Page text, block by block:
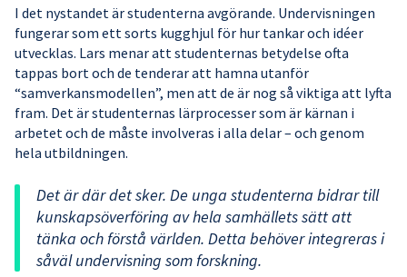
I det nystandet är studenterna avgörande. Undervisningen
fungerar som ett sorts kugghjul för hur tankar och idéer
utvecklas. Lars menar att studenternas betydelse ofta
tappas bort och de tenderar att hamna utanför
“samverkansmodellen”, men att de är nog så viktiga att lyfta
fram. Det är studenternas lärprocesser som är kärnan i
arbetet och de måste involveras i alla delar – och genom
hela utbildningen.
Det är där det sker. De unga studenterna bidrar till
kunskapsöverföring av hela samhällets sätt att
tänka och förstå världen. Detta behöver integreras i
såväl undervisning som forskning.